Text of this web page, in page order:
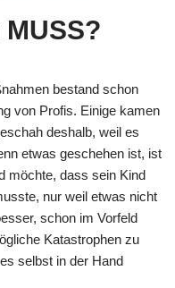
bestand schon
von Profis. Einige kamen
deshalb, weil es
etwas geschehen ist, ist
möchte, dass sein Kind
nur weil etwas nicht
schon im Vorfeld
Katastrophen zu
selbst in der Hand